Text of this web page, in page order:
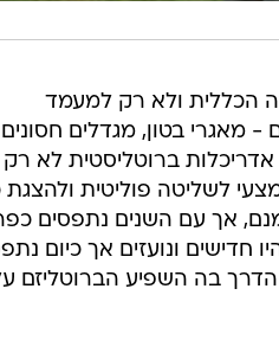
הכללית ולא רק למעמד
- מאגרי בטון, מגדלים
ברוטליסטית לא רק
לשליטה פוליטית ולהצגת
אך עם השנים נתפסים
חדישים ונועזים אך כיום
בה השפיע הברוטליזם